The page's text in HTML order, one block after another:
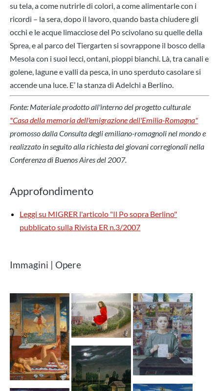
su tela, a come nutrirle di colori, a come alimentarle con i
ricordi – la sera, dopo il lavoro, quando basta chiudere gli
occhi e le acque limacciose del Po scivolano su quelle della
Sprea, e al parco del Tiergarten si sovrappone il bosco della
Mesola con i suoi lecci, ontani, pioppi bianchi. Là, tra canali e
golene, lagune e valli da pesca, in uno sperduto casolare si
accende una luce. E’ la stanza di Adelchi a Berlino.
Fonte: Materiale prodotto all'interno del progetto culturale
"Casa della memoria dell'emigrazione dell'Emilia-Romagna"
promosso dalla Consulta degli emiliano-romagnoli nel mondo e
realizzato in seguito alla richiesta dei giovani corregionali nella
Conferenza di Buenos Aires del 2007.
Approfondimento
Leggi su MIGRER l'articolo "Il Po sopra Berlino"
pubblicato sulla Rivista ER n.3/2007
Immagini | Opere